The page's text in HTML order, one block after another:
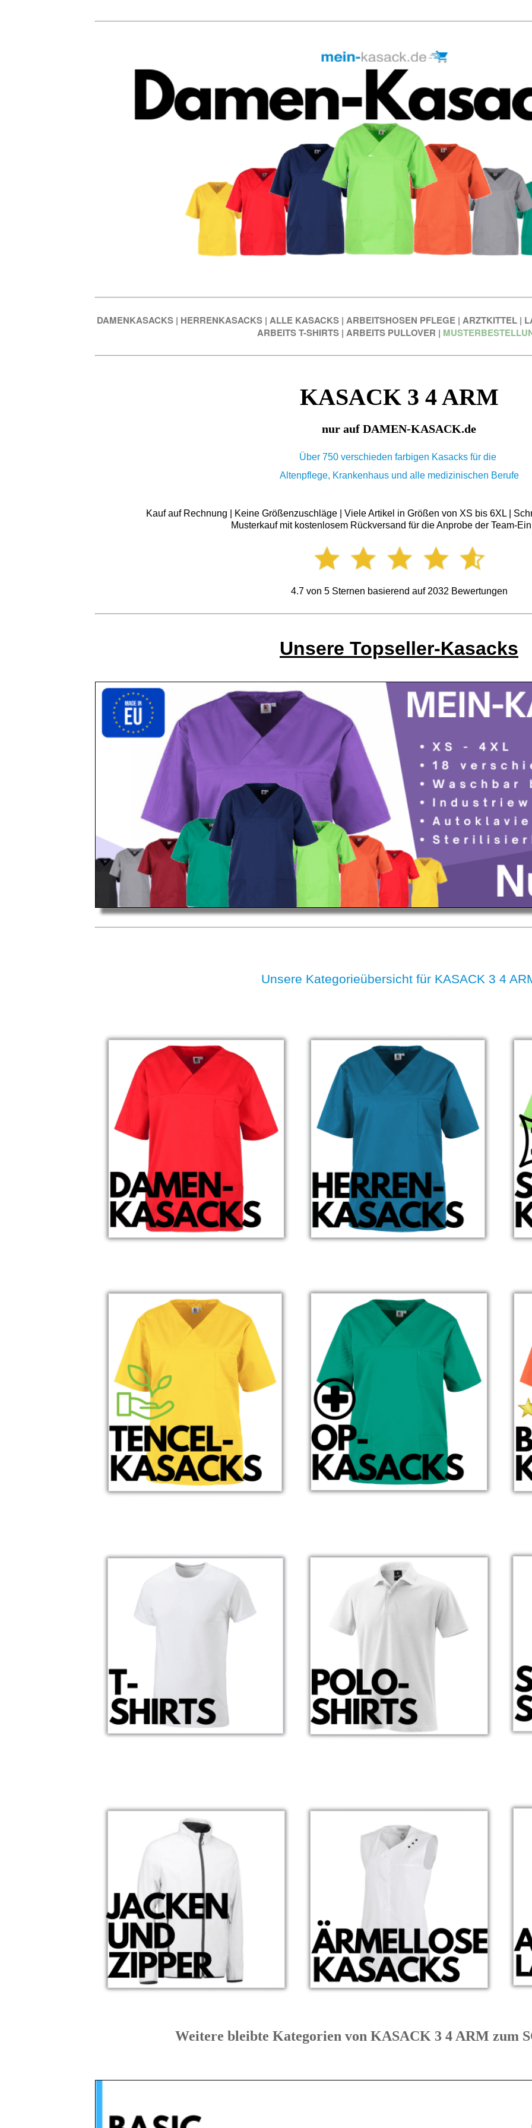
DAMENKASACKS | HERRENKASACKS | ALLE KASACKS | ARBEITSHOSEN PFLEGE | ARZTKITTEL |
ARBEITS T-SHIRTS | ARBEITS PULLOVER |
KASACK 3 4 ARM
nur auf DAMEN-KASACK.de
Über 750 verschieden farbigen Kasacks für die
Altenpflege, Krankenhaus und alle medizinischen Berufe
Kauf auf Rechnung | Keine Größenzuschläge | Viele Artikel in Größen von XS bis 6XL |
Musterkauf mit kostenlosem Rückversand für die Anprobe der Team-
4.7von 5Sternen basierend auf 2032 Bewertungen
Unsere Topseller-Kasacks
Unsere Kategorieübersicht für KASACK 3 4
Weitere bleibte Kategorien von KASACK 3 4 ARM zum